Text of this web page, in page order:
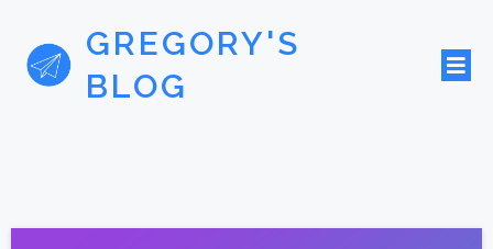
GREGORY'S
BLOG